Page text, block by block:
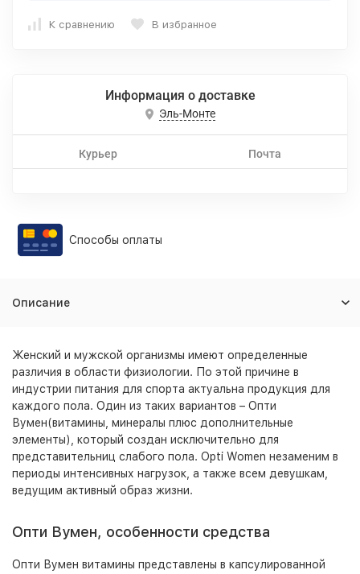
К сравнению В избранное
Информация о доставке
Эль-Монте
Курьер Почта
Способы оплаты
Описание
Женский и мужской организмы имеют определенные
различия в области физиологии. По этой причине в
индустрии питания для спорта актуальна продукция для
каждого пола. Один из таких вариантов – Опти
Вумен(витамины, минералы плюс дополнительные
элементы), который создан исключительно для
представительниц слабого пола. Opti Women незаменим в
периоды интенсивных нагрузок, а также всем девушкам,
ведущим активный образ жизни.
Опти Вумен, особенности средства
Опти Вумен витамины представлены в капсулированной